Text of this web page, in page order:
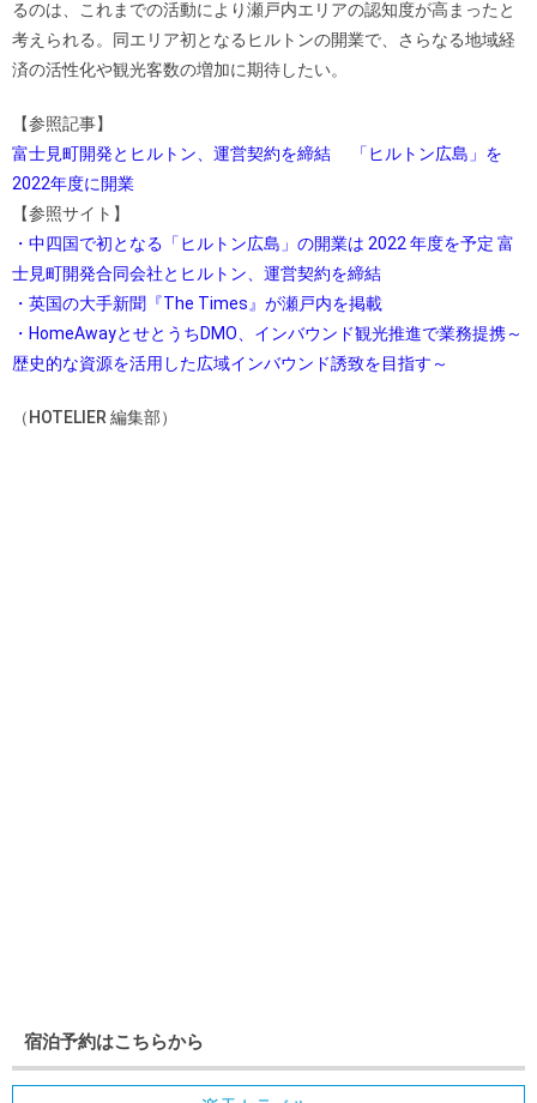
るのは、これまでの活動により瀬戸内エリアの認知度が高まったと
考えられる。同エリア初となるヒルトンの開業で、さらなる地域経
済の活性化や観光客数の増加に期待したい。
【参照記事】
富士見町開発とヒルトン、運営契約を締結 「ヒルトン広島」を
2022年度に開業
【参照サイト】
・中四国で初となる「ヒルトン広島」の開業は 2022 年度を予定 富
士見町開発合同会社とヒルトン、運営契約を締結
・英国の大手新聞『The Times』が瀬戸内を掲載
・HomeAwayとせとうちDMO、インバウンド観光推進で業務提携～
歴史的な資源を活用した広域インバウンド誘致を目指す～
（HOTELIER 編集部）
宿泊予約はこちらから